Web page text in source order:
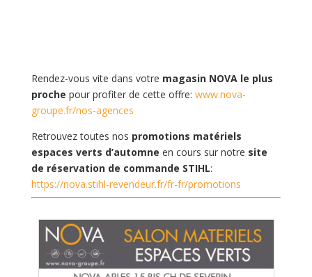
Rendez-vous vite dans votre magasin NOVA le plus
proche pour profiter de cette offre: www.nova-
groupe.fr/nos-agences
Retrouvez toutes nos promotions matériels
espaces verts d’automne en cours sur notre site
de réservation de commande STIHL:
https://nova.stihl-revendeur.fr/fr-fr/promotions